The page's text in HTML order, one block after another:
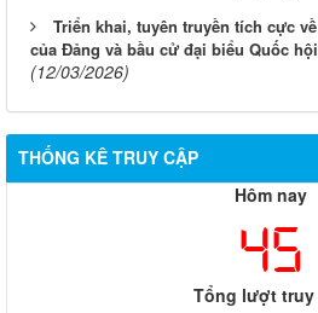
Triển khai, tuyên truyền tích cực
của Đảng và bầu cử đại biểu Quốc
(12/03/2026)
THỐNG KÊ TRUY CẬP
Hôm nay
45
Tổng lượt truy